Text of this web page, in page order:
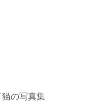
の写真集